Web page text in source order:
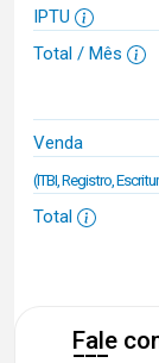
IPTU
Total / Mês
Venda
(ITBI, Registro,
Total
Fale